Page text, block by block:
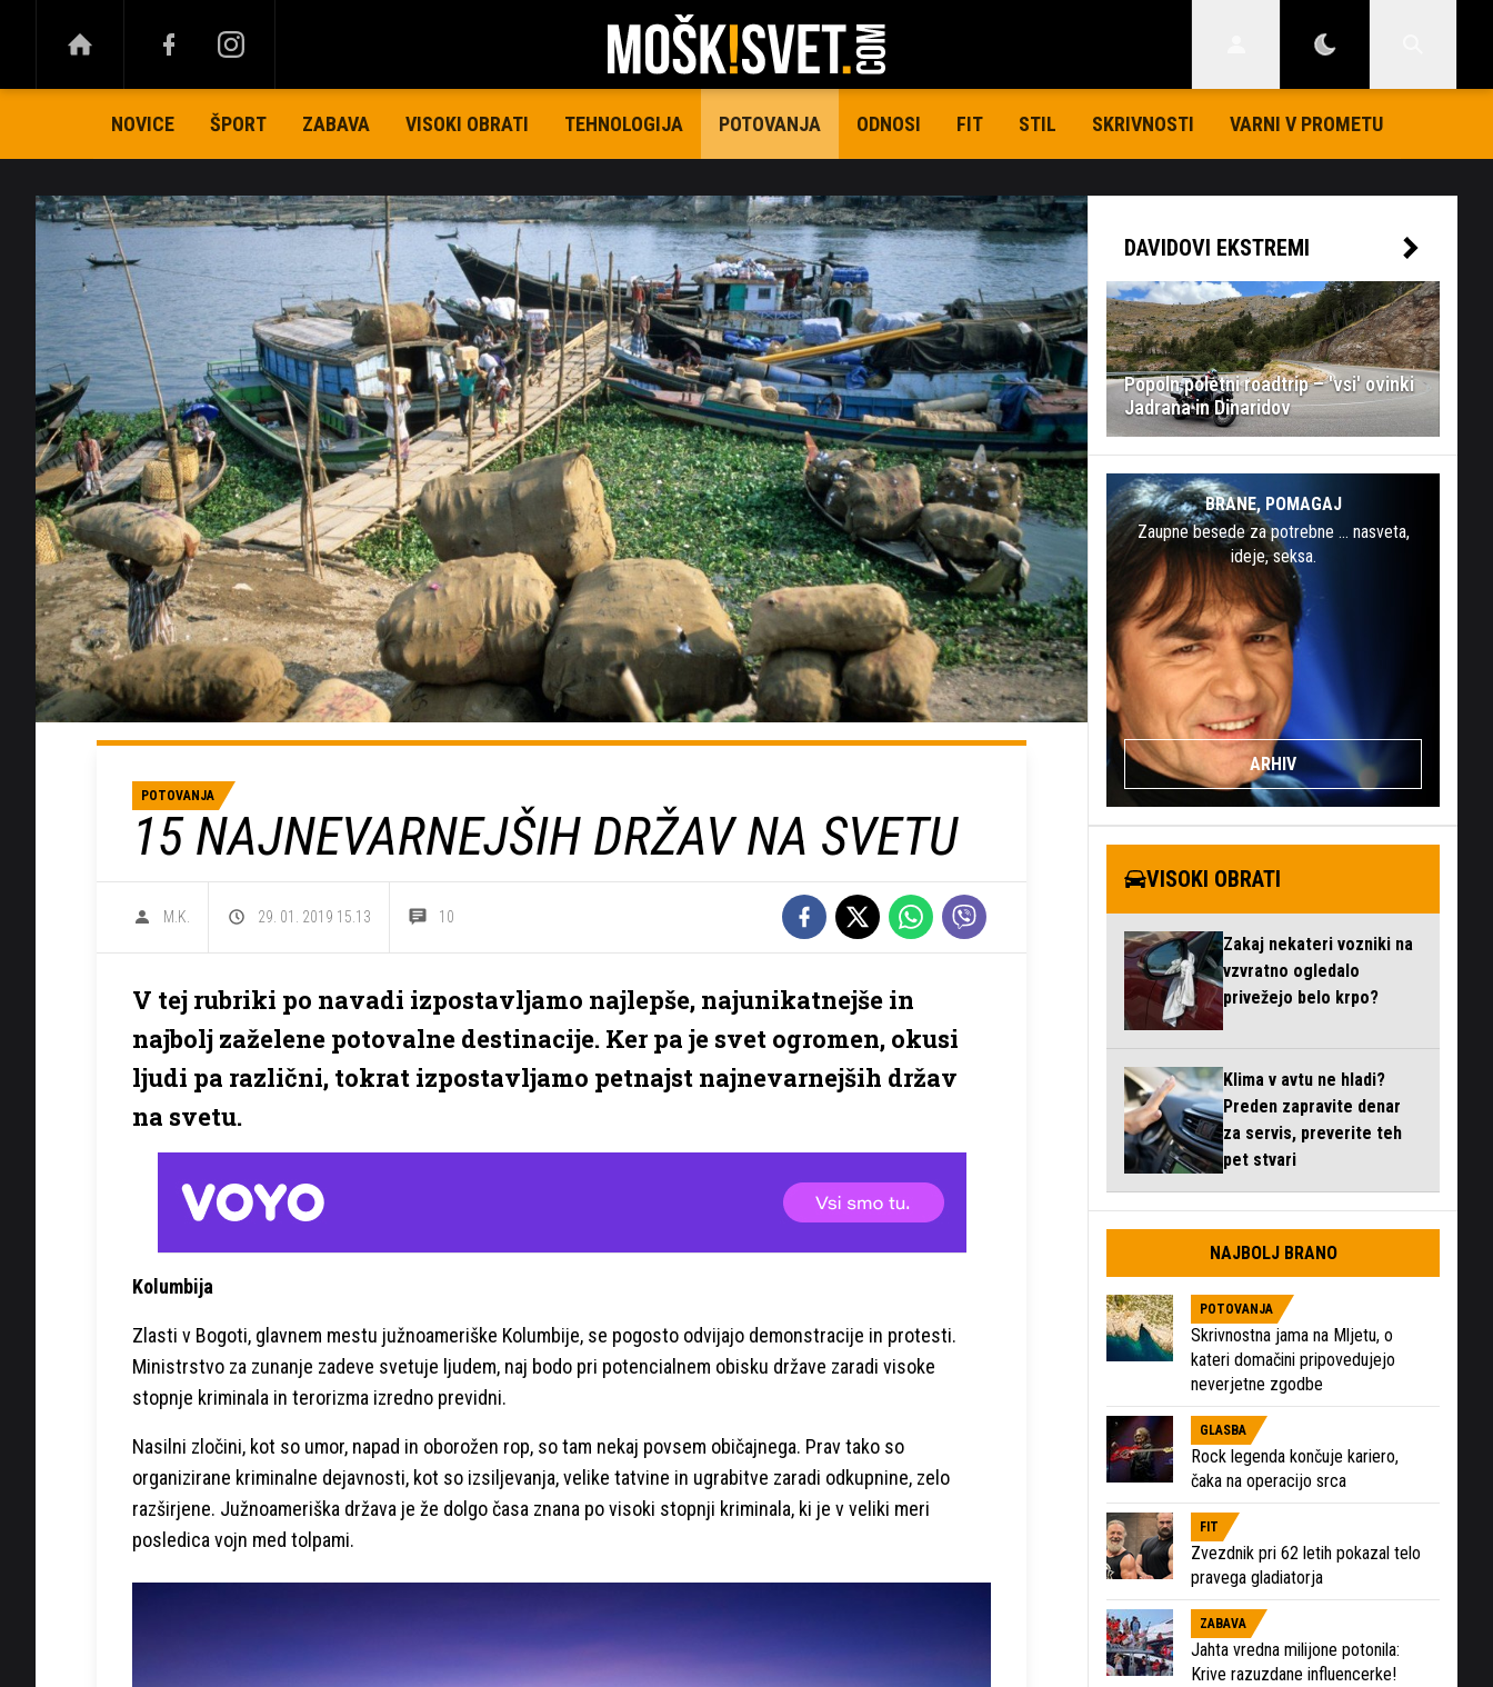
NOVICE ŠPORT ZABAVA VISOKI OBRATI TEHNOLOGIJA POTOVANJA ODNOSI FIT STIL SKRIVNOSTI VARNI V PROMETU
POTOVANJA
15 NAJNEVARNEJŠIH DRŽAV NA SVETU
M.K. 29. 01. 2019 15.13 10
V tej rubriki po navadi izpostavljamo najlepše, najunikatnejše in
najbolj zaželene potovalne destinacije. Ker pa je svet ogromen, okusi
ljudi pa različni, tokrat izpostavljamo petnajst najnevarnejših držav
na svetu.
Kolumbija
Zlasti v Bogoti, glavnem mestu južnoameriške Kolumbije, se pogosto odvijajo demonstracije in protesti.
Ministrstvo za zunanje zadeve svetuje ljudem, naj bodo pri potencialnem obisku države zaradi visoke
stopnje kriminala in terorizma izredno previdni.
Nasilni zločini, kot so umor, napad in oborožen rop, so tam nekaj povsem običajnega. Prav tako so
organizirane kriminalne dejavnosti, kot so izsiljevanja, velike tatvine in ugrabitve zaradi odkupnine, zelo
razširjene. Južnoameriška država je že dolgo časa znana po visoki stopnji kriminala, ki je v veliki meri
posledica vojn med tolpami.
DAVIDOVI EKSTREMI
Popoln poletni roadtrip – 'vsi' ovinki
Jadrana in Dinaridov
BRANE, POMAGAJ
Zaupne besede za potrebne … nasveta,
ideje, seksa.
ARHIV
VISOKI OBRATI
Zakaj nekateri vozniki na
vzvratno ogledalo
privežejo belo krpo?
Klima v avtu ne hladi?
Preden zapravite denar
za servis, preverite teh
pet stvari
NAJBOLJ BRANO
POTOVANJA
Skrivnostna jama na Mljetu, o
kateri domačini pripovedujejo
neverjetne zgodbe
GLASBA
Rock legenda končuje kariero,
čaka na operacijo srca
FIT
Zvezdnik pri 62 letih pokazal telo
pravega gladiatorja
ZABAVA
Jahta vredna milijone potonila:
Krive razuzdane influencerke!